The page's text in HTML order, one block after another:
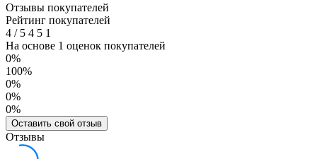
Отзывы покупателей
Рейтинг покупателей
4 /5 4 5 1
На основе 1 оценок покупателей
0%
100%
0%
0%
0%
Оставить свой отзыв
Отзывы